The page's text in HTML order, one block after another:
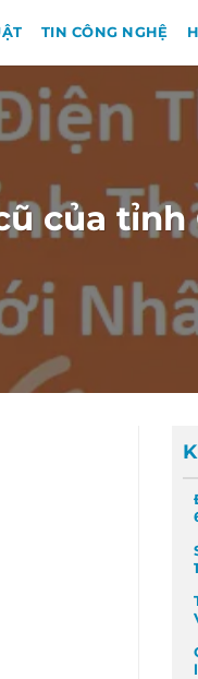
TIN CÔNG NGHỆ
của tỉnh